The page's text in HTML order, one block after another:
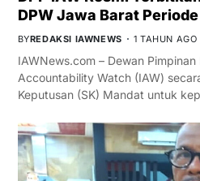
DPW Jawa Barat
BYREDAKSI IAWNEWS 1 TAHUN AGO
IAWNews.com – Dewan
Accountability Watch (IAW)
Keputusan (SK) Mandat untuk